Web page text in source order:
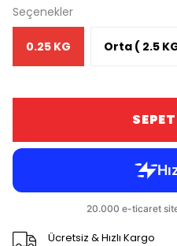
Seçenekler
0.25 KG Orta ( 2.5
Ücretsiz & Hızlı Kargo